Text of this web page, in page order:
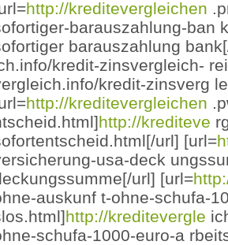
http://kreditevergleichen
barauszahlung-ban
barauszahlung
kredit-zinsvergleich-
kredit-zinsverg
http://kreditevergleichen
http://krediteve
url] [url=
usa-deck
url] [url=
auskunf t-ohne-schufa-
http://kreditevergle
schufa-1000-euro-a